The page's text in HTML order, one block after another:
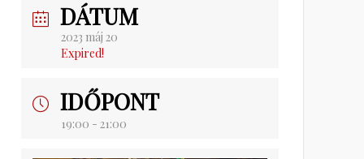
DÁTUM
2023 máj 20
Expired!
IDŐPONT
19:00 - 21:00